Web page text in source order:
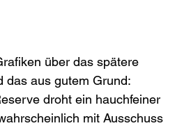
über das spätere
das aus gutem Grund:
droht ein hauchfeiner
mit Ausschuss